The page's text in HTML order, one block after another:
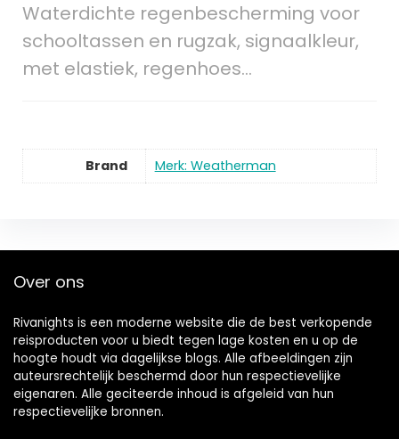
Waterdichte regenbescherming voor
schooltassen en rugzak, signaalkleur,
met elastiek, regenhoes…
Brand Merk: Weatherman
Over ons
Rivanights is een moderne website die de best verkopende
reisproducten voor u biedt tegen lage kosten en u op de
hoogte houdt via dagelijkse blogs. Alle afbeeldingen zijn
auteursrechtelijk beschermd door hun respectievelijke
eigenaren. Alle geciteerde inhoud is afgeleid van hun
respectievelijke bronnen.